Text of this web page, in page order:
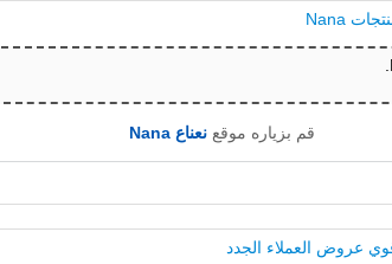
قم بزياره موقعنعناع Nana